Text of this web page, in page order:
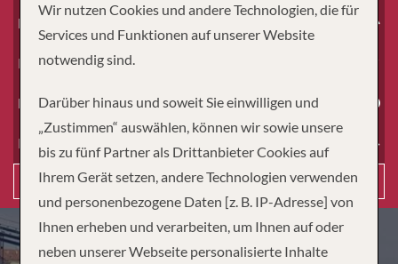
Erwachsene
Kinder
Dauer
Reiseart
Suchen
Wir nutzen Cookies und andere Technologien, die für
Services und Funktionen auf unserer Website
notwendig sind.
Darüber hinaus und soweit Sie einwilligen und
„Zustimmen“ auswählen, können wir sowie unsere
bis zu fünf Partner als Drittanbieter Cookies auf
Ihrem Gerät setzen, andere Technologien verwenden
und personenbezogene Daten [z. B. IP-Adresse] von
Ihnen erheben und verarbeiten, um Ihnen auf oder
neben unserer Webseite personalisierte Inhalte